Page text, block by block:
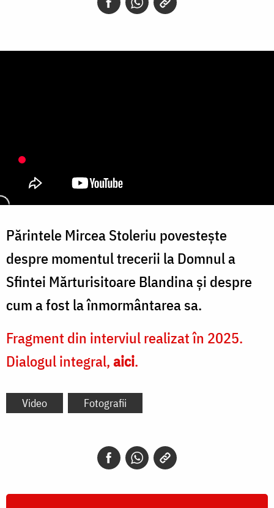
Părintele Mircea Stoleriu povestește
despre momentul trecerii la Domnul a
Sfintei Mărturisitoare Blandina și despre
cum a fost la înmormântarea sa.
Fragment din interviul realizat în 2025.
Dialogul integral,aici.
Video Fotografii